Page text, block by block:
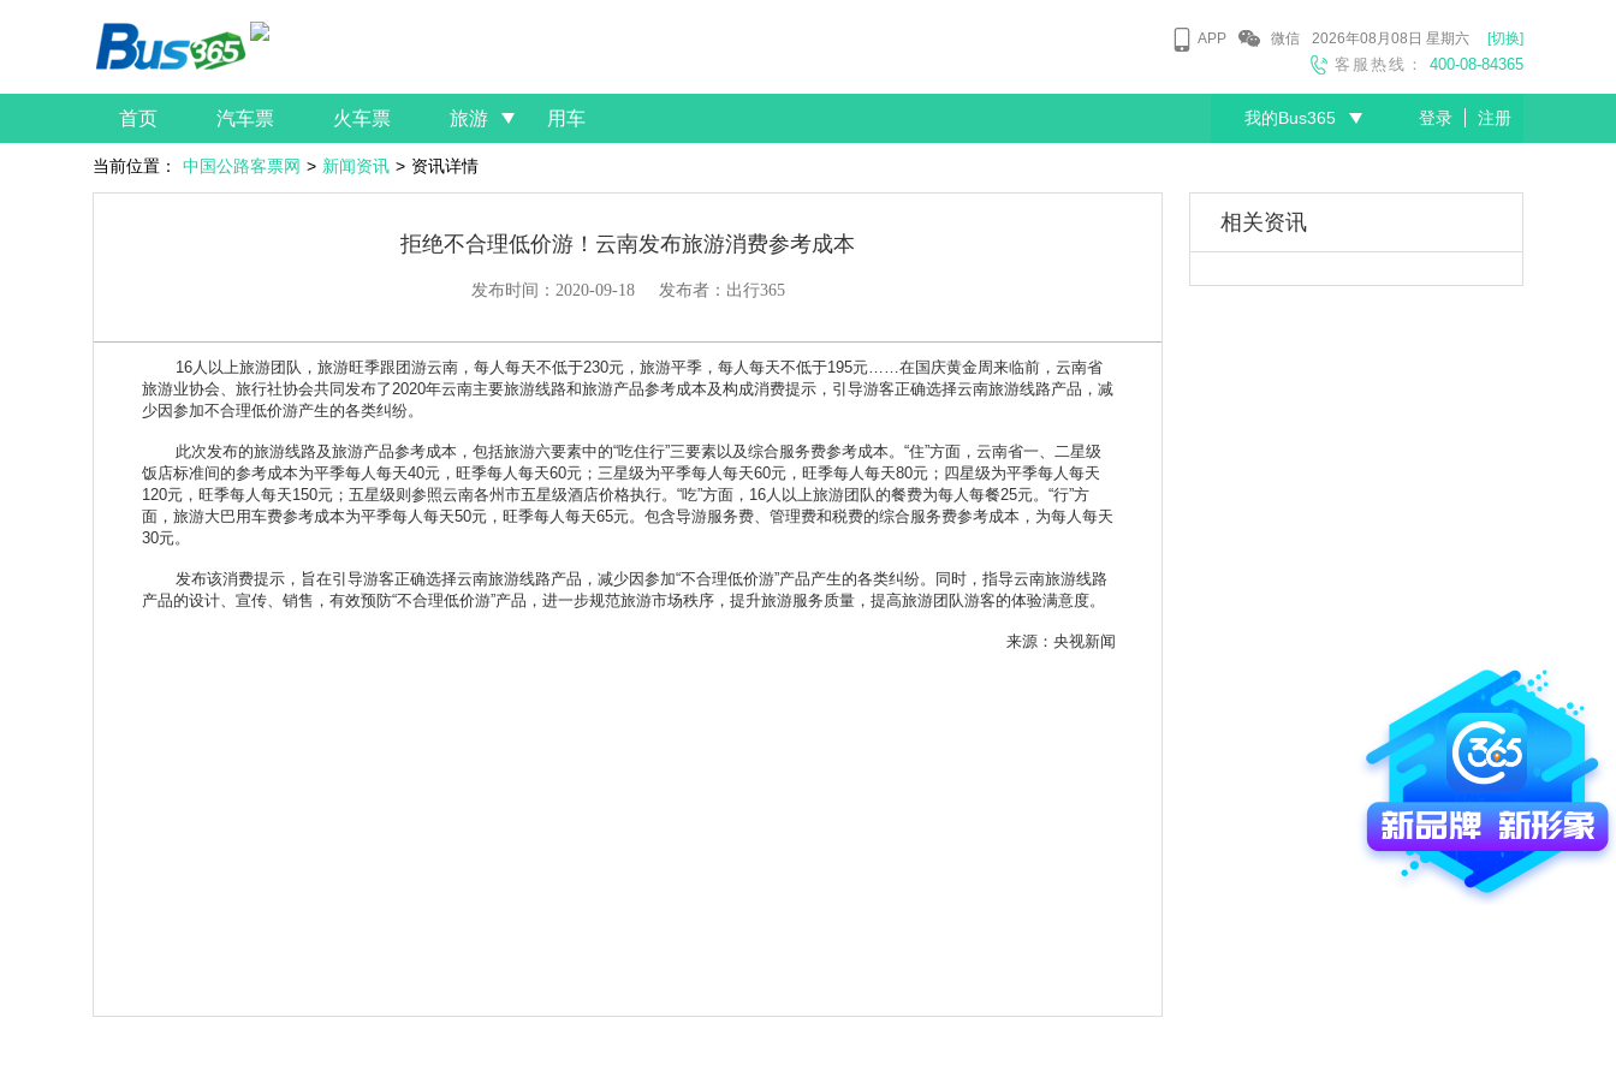
APP 微信 2026年08月08日 星期六 [切换]
客服热线： 400-08-84365
首页 汽车票 火车票 旅游 用车 我的Bus365 登录 注册
当前位置： 中国公路客票网 > 新闻资讯 > 资讯详情
拒绝不合理低价游！云南发布旅游消费参考成本
发布时间： 2020-09-18发布者：出行365
16人以上旅游团队，旅游旺季跟团游云南，每人每天不低于230元，旅游平季，每人每天不低于195元……在国庆黄金周来临前，云南省
旅游业协会、旅行社协会共同发布了2020年云南主要旅游线路和旅游产品参考成本及构成消费提示，引导游客正确选择云南旅游线路产品，减
少因参加不合理低价游产生的各类纠纷。
此次发布的旅游线路及旅游产品参考成本，包括旅游六要素中的“吃住行”三要素以及综合服务费参考成本。“住”方面，云南省一、二星级
饭店标准间的参考成本为平季每人每天40元，旺季每人每天60元；三星级为平季每人每天60元，旺季每人每天80元；四星级为平季每人每天
120元，旺季每人每天150元；五星级则参照云南各州市五星级酒店价格执行。“吃”方面，16人以上旅游团队的餐费为每人每餐25元。“行”方
面，旅游大巴用车费参考成本为平季每人每天50元，旺季每人每天65元。包含导游服务费、管理费和税费的综合服务费参考成本，为每人每天
30元。
发布该消费提示，旨在引导游客正确选择云南旅游线路产品，减少因参加“不合理低价游”产品产生的各类纠纷。同时，指导云南旅游线路
产品的设计、宣传、销售，有效预防“不合理低价游”产品，进一步规范旅游市场秩序，提升旅游服务质量，提高旅游团队游客的体验满意度。
来源：央视新闻
相关资讯